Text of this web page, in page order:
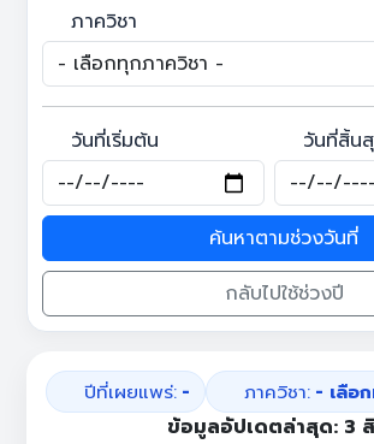
ภาควิชา
วันที่เริ่มต้น วันที่สิ้น
ค้นหาตามช่วงวันที่
กลับไปใช้ช่วงปี
ปีที่เผยแพร่: - ภาควิชา: - เลือ
ข้อมูลอัปเดตล่าสุด: 3